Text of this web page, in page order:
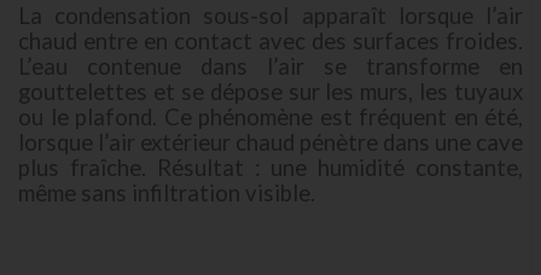
La condensation sous-sol apparaît lorsque l’air
chaud entre en contact avec des surfaces froides.
L’eau contenue dans l’air se transforme en
gouttelettes et se dépose sur les murs, les tuyaux
ou le plafond. Ce phénomène est fréquent en été,
lorsque l’air extérieur chaud pénètre dans une cave
plus fraîche. Résultat : une humidité constante,
même sans infiltration visible.